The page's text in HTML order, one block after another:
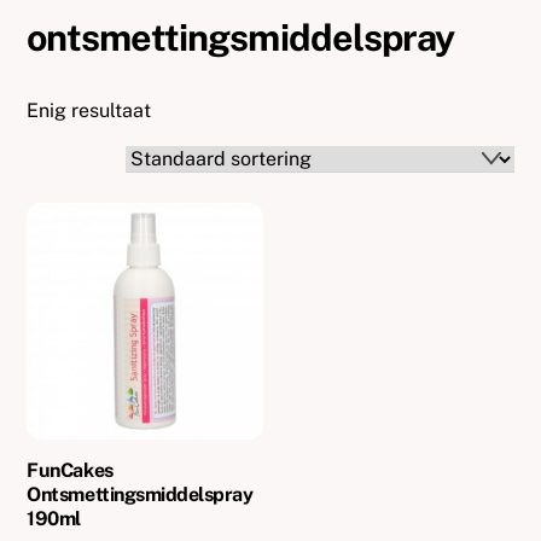
ontsmettingsmiddelspray
Enig resultaat
FunCakes
Ontsmettingsmiddelspray
190ml